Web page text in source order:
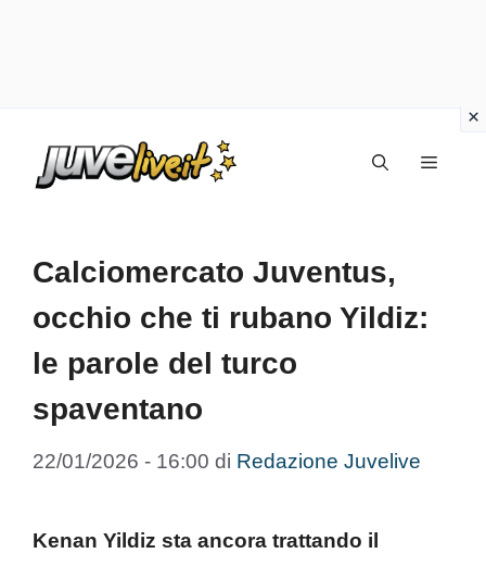
Menu
Calciomercato Juventus,
occhio che ti rubano Yildiz:
le parole del turco
spaventano
22/01/2026 - 16:00 di Redazione Juvelive
Kenan Yildiz sta ancora trattando il